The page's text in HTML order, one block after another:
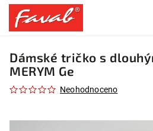
Dámské tričko s
MERYM Ge
Neohodnoceno